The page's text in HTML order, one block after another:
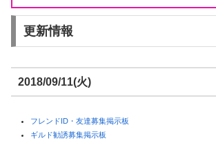
更新情報
2018/09/11(火)
フレンドID・友達募集掲示板
ギルド勧誘募集掲示板